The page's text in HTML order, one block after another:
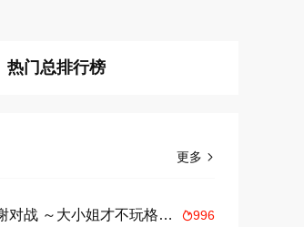
热门总排行榜
更多 
996
感谢对战 ～大小姐才不玩格斗游戏～